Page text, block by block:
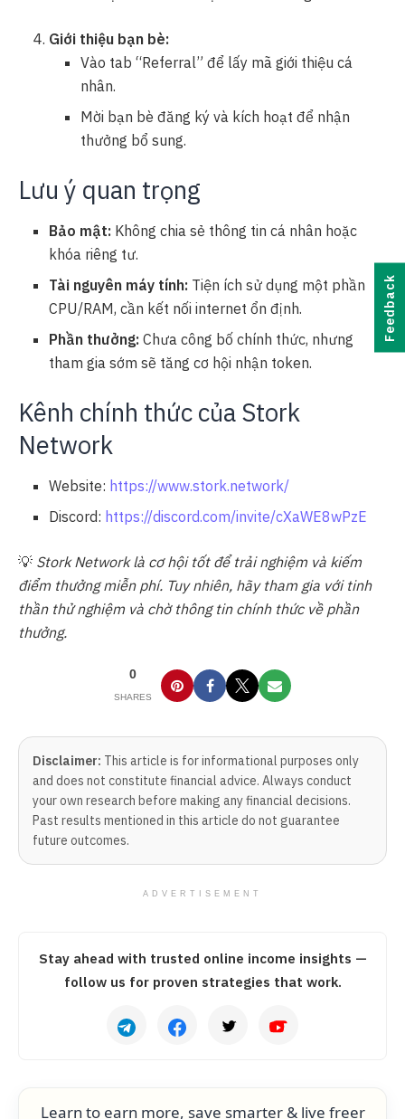
Giới thiệu bạn bè:
Vào tab “Referral” để lấy mã giới thiệu cá
nhân.
Mời bạn bè đăng ký và kích hoạt để nhận
thưởng bổ sung.
Lưu ý quan trọng
Bảo mật: Không chia sẻ thông tin cá nhân hoặc
khóa riêng tư.
Tài nguyên máy tính: Tiện ích sử dụng một phần
CPU/RAM, cần kết nối internet ổn định.
Phần thưởng: Chưa công bố chính thức, nhưng
tham gia sớm sẽ tăng cơ hội nhận token.
Kênh chính thức của Stork
Network
Website: https://www.stork.network/
Discord: https://discord.com/invite/cXaWE8wPzE
💡 Stork Network là cơ hội tốt để trải nghiệm và kiếm
điểm thưởng miễn phí. Tuy nhiên, hãy tham gia với tinh
thần thử nghiệm và chờ thông tin chính thức về phần
thưởng.
0
SHARES
Disclaimer: This article is for informational purposes only
and does not constitute financial advice. Always conduct
your own research before making any financial decisions.
Past results mentioned in this article do not guarantee
future outcomes.
ADVERTISEMENT
Stay ahead with trusted online income insights —
follow us for proven strategies that work.
Learn to earn more, save smarter & live freer
Feedback